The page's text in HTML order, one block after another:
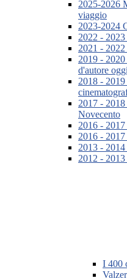
2025-2026
viaggio
2023-2024
2022 -
2021 -
2019 -
d'autore oggi
2018 -
2017 -
Novecento
2016 -
2016 -
2013 -
2012 -
I 400